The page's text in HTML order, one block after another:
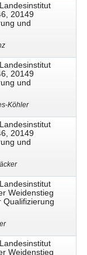
20149
und
20149
und
Köhler
20149
und
Weidenstieg
Qualifizierung
Weidenstieg